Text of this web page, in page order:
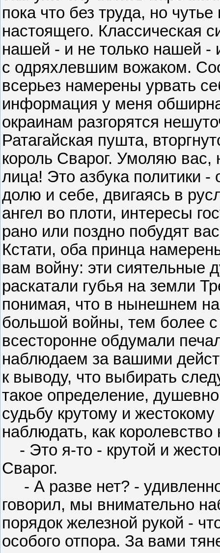
пока что без труда, но
настоящего. Классическая
нашей - и не только нашей -
с одряхлевшим вожаком.
всерьез намерены урвать
информация у меня
окраинам разгорятся
Ратагайская пушта,
король Сварог. Умоляю вас,
лица! Это азбука политики -
долю и себе, двигаясь в
ангел во плоти, интересы
рано или поздно побудят
Кстати, оба принца
вам войну: эти сиятельные
раскатали губья на земли
понимая, что в нынешнем
большой войны, тем более
всесторонне обдумали
наблюдаем за вашими
к выводу, что выбирать
такое определение,
судьбу крутому и
наблюдать, как королевство
- Это я-то - крутой и
Сварог.
- А разве нет? -
говорил, мы внимательно
порядок железной рукой -
особого отпора. За вами